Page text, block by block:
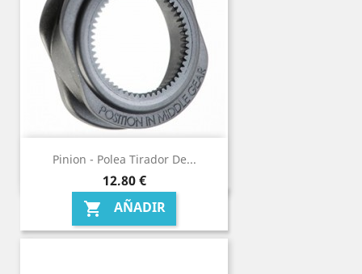
Pinion - Polea Tirador De...
Precio
12,80 €
 AÑADIR